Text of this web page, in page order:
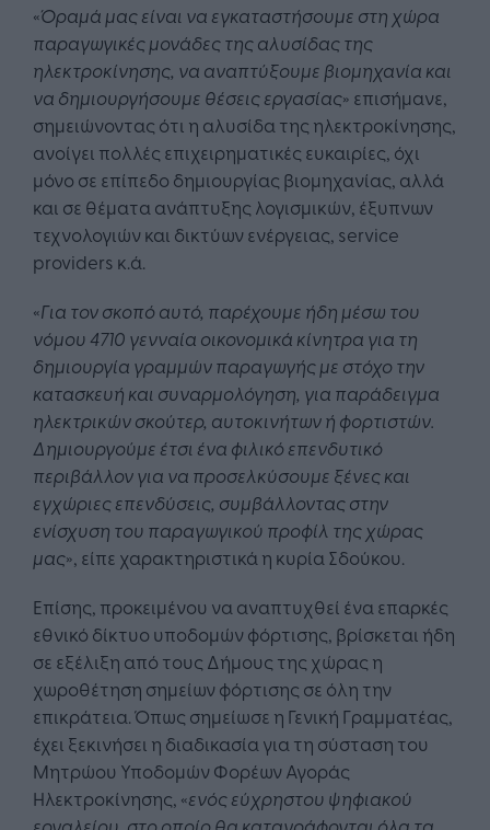
«Όραμά μας είναι να εγκαταστήσουμε στη χώρα
παραγωγικές μονάδες της αλυσίδας της
ηλεκτροκίνησης, να αναπτύξουμε βιομηχανία και
να δημιουργήσουμε θέσεις εργασίας» επισήμανε,
σημειώνοντας ότι η αλυσίδα της ηλεκτροκίνησης,
ανοίγει πολλές επιχειρηματικές ευκαιρίες, όχι
μόνο σε επίπεδο δημιουργίας βιομηχανίας, αλλά
και σε θέματα ανάπτυξης λογισμικών, έξυπνων
τεχνολογιών και δικτύων ενέργειας, service
providers κ.ά.
«Για τον σκοπό αυτό, παρέχουμε ήδη μέσω του
νόμου 4710 γενναία οικονομικά κίνητρα για τη
δημιουργία γραμμών παραγωγής με στόχο την
κατασκευή και συναρμολόγηση, για παράδειγμα
ηλεκτρικών σκούτερ, αυτοκινήτων ή φορτιστών.
Δημιουργούμε έτσι ένα φιλικό επενδυτικό
περιβάλλον για να προσελκύσουμε ξένες και
εγχώριες επενδύσεις, συμβάλλοντας στην
ενίσχυση του παραγωγικού προφίλ της χώρας
μας», είπε χαρακτηριστικά η κυρία Σδούκου.
Επίσης, προκειμένου να αναπτυχθεί ένα επαρκές
εθνικό δίκτυο υποδομών φόρτισης, βρίσκεται ήδη
σε εξέλιξη από τους Δήμους της χώρας η
χωροθέτηση σημείων φόρτισης σε όλη την
επικράτεια. Όπως σημείωσε η Γενική Γραμματέας,
έχει ξεκινήσει η διαδικασία για τη σύσταση του
Μητρώου Υποδομών Φορέων Αγοράς
Ηλεκτροκίνησης, «ενός εύχρηστου ψηφιακού
εργαλείου, στο οποίο θα καταγράφονται όλα τα